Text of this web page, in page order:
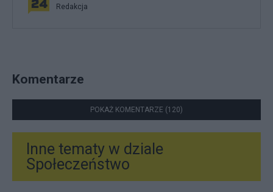
Redakcja
Komentarze
POKAŻ KOMENTARZE (120)
Inne tematy w dziale
Społeczeństwo